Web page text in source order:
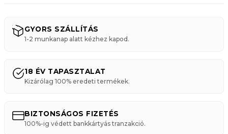
GYORS SZÁLLÍTÁS
1-2 munkanap alatt kézhez kapod.
18 ÉV TAPASZTALAT
Kizárólag 100% eredeti termékek.
BIZTONSÁGOS FIZETÉS
100%-ig védett bankkártyás tranzakció.